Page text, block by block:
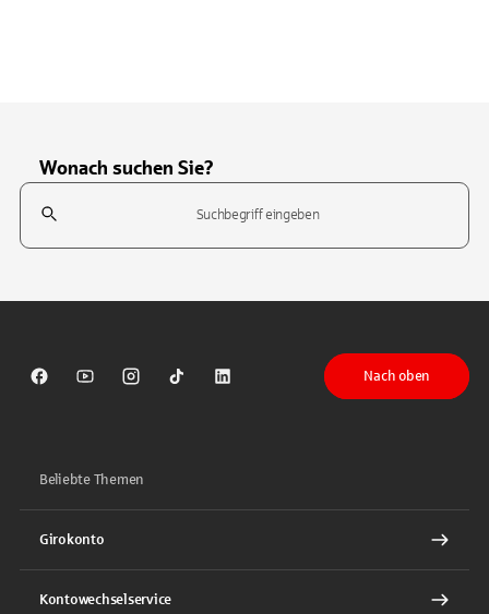
Wonach suchen Sie?
Suchfeld
Sparkasse auf Facebook
Sparkasse auf Youtube
Sparkasse auf Instagram
Sparkasse auf TikTok
Sparkasse auf LinkedIn
Nach oben
Beliebte Themen
Girokonto
Kontowechselservice